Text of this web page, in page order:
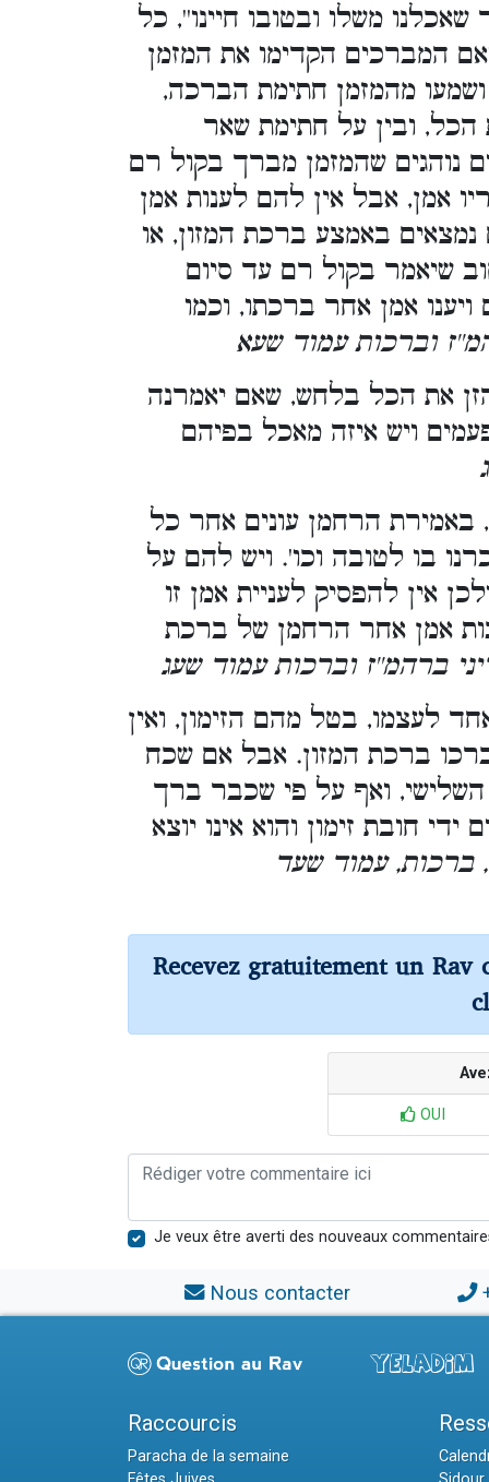
משלו ובטובו חיינו'', כל
המברכים הקדימו את המזמן
מהמזמן חתימת הברכה,
הכל, ובין על חתימת שאר
נוהגים שהמזמן מברך בקול רם
אמן, אבל אין להם לענות אמן
באמצע ברכת המזון, או
שיאמר בקול רם עד סיום
אמן אחר ברכתו, וכמו
וברכות עמוד שעא
את הכל בלחש, שאם יאמרנה
ויש איזה מאכל בפיהם
באמירת הרחמן עונים אחר כל
בו לטובה וכו'. ויש להם על
אין להפסיק לעניית אמן זו
אמן אחר הרחמן של ברכת
ברהמ''ז וברכות עמוד שעג
לעצמו, בטל מהם הזימון, ואין
ברכת המזון. אבל אם שכח
ואף על פי שכבר ברך
חובת זימון והוא אינו יוצא
ברכות, עמוד שעד
Recevez gratuitement un Rav
OUI
Je veux être averti des nouveaux
Nous contacter
Raccourcis
Paracha de la semaine